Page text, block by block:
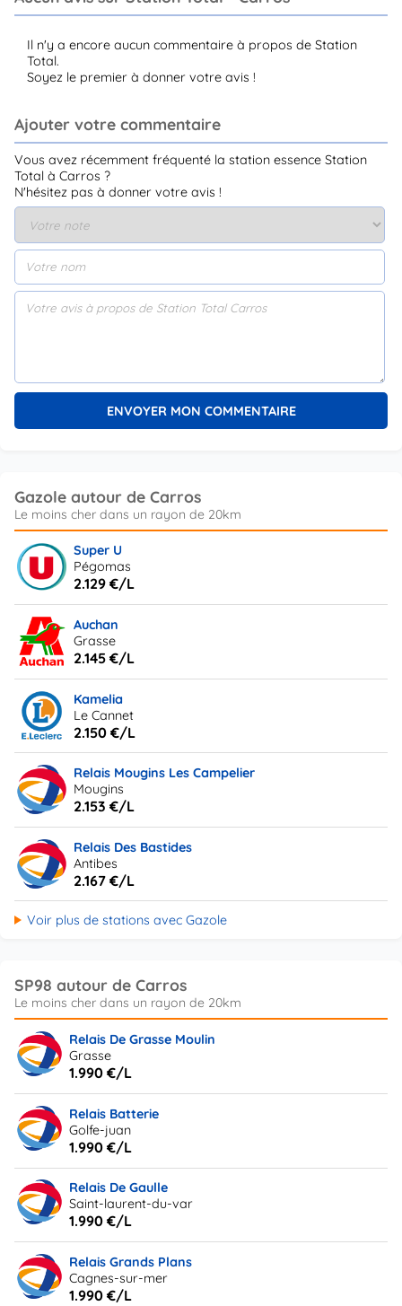
Il n'y a encore aucun commentaire à propos de Station
Total.
Soyez le premier à donner votre avis !
Ajouter votre commentaire
Vous avez récemment fréquenté la station essence Station
Total à Carros ?
N'hésitez pas à donner votre avis !
Gazole autour de Carros
Super U
Pégomas
2.129 €/L
Auchan
Grasse
2.145 €/L
Kamelia
Le Cannet
2.150 €/L
Relais Mougins Les Campelier
Mougins
2.153 €/L
Relais Des Bastides
Antibes
2.167 €/L
Voir plus de stations avec Gazole
SP98 autour de Carros
Relais De Grasse Moulin
Grasse
1.990 €/L
Relais Batterie
Golfe-juan
1.990 €/L
Relais De Gaulle
Saint-laurent-du-var
1.990 €/L
Relais Grands Plans
Cagnes-sur-mer
1.990 €/L